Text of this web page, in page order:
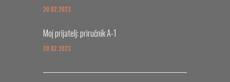
20.02.2023
Moj prijatelj: priručnik A-1
20.02.2023